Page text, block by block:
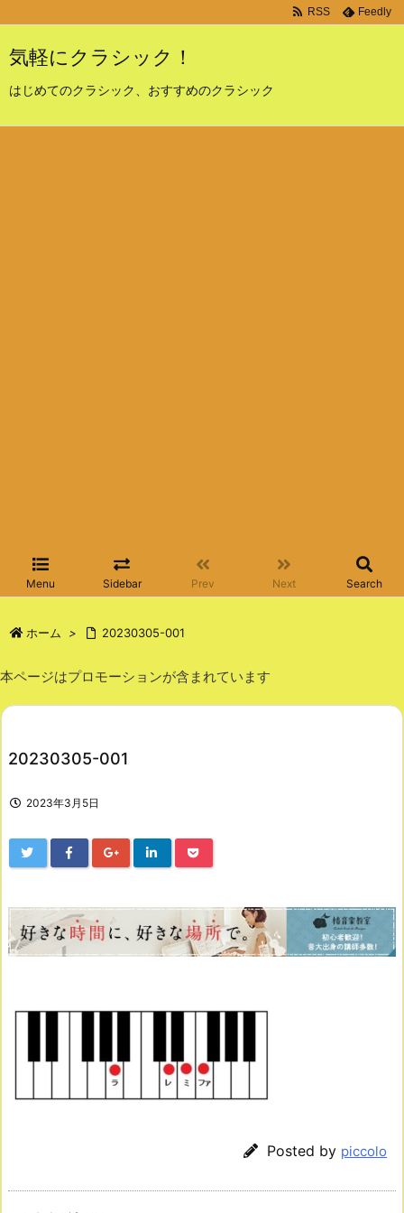
気軽にクラシック！
はじめてのクラシック、おすすめのクラシック
Menu Sidebar Prev Next Search
RSS Feedly
ホーム > 20230305-001
本ページはプロモーションが含まれています
20230305-001
2023年3月5日
Posted by piccolo